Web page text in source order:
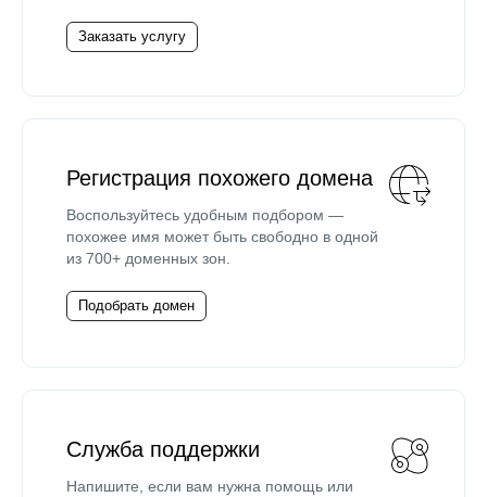
Заказать услугу
Регистрация похожего домена
Воспользуйтесь удобным подбором —
похожее имя может быть свободно в одной
из 700+ доменных зон.
Подобрать домен
Служба поддержки
Напишите, если вам нужна помощь или